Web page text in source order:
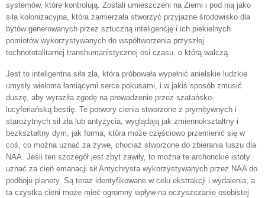
systemów, które kontrolują. Zostali umieszczeni na Ziemi i pod nią jako
siła kolonizacyjna, która zamierzała stworzyć przyjazne środowisko dla
bytów generowanych przez sztuczną inteligencję i ich piekielnych
pomiotów wykorzystywanych do współtworzenia przyszłej
technototalitarnej transhumanistycznej osi czasu, o którą walczą.
Jest to inteligentna siła zła, która próbowała wypełnić anielskie ludzkie
umysły wieloma łamiącymi serce pokusami, i w jakiś sposób zmusić
duszę, aby wyraziła zgodę na prowadzenie przez szatańsko-
lucyferiańską bestię. Te potwory cienia stworzone z prymitywnych i
starożytnych sił zła lub antyżycia, wyglądają jak zmiennokształtny i
bezkształtny dym, jak forma, która może częściowo przemienić się w
coś, co można uznać za żywe, chociaż stworzone do zbierania luszu dla
NAA. Jeśli ten szczegół jest zbyt zawiły, to można te archonckie istoty
uznać za cień emanacji sił Antychrysta wykorzystywanych przez NAA do
podboju planety. Są teraz identyfikowane w celu ekstrakcji i wydalenia, a
ta czystka cieni może mieć ogromny wpływ na oczyszczanie osobistej